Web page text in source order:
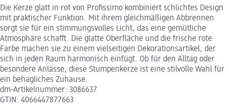
Die Kerze glatt in rot von Profissimo kombiniert schlichtes Design
mit praktischer Funktion. Mit ihrem gleichmäßigen Abbrennen
sorgt sie für ein stimmungsvolles Licht, das eine gemütliche
Atmosphäre schafft. Die glatte Oberfläche und die frische rote
Farbe machen sie zu einem vielseitigen Dekorationsartikel, der
sich in jeden Raum harmonisch einfügt. Ob für den Alltag oder
besondere Anlässe, diese Stumpenkerze ist eine stilvolle Wahl für
ein behagliches Zuhause.
dm-Artikelnummer: 3086637
GTIN: 4066447877663